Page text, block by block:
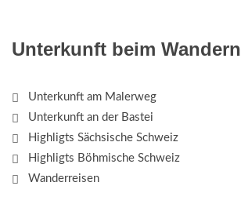
Unterkunft beim Wandern
Unterkunft am Malerweg
Unterkunft an der Bastei
Highligts Sächsische Schweiz
Highligts Böhmische Schweiz
Wanderreisen